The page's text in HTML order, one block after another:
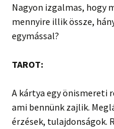
Nagyon izgalmas, hogy
mennyire illik össze,
egymással?
TAROT:
A kártya egy önismereti
ami bennünk zajlik.
érzések,